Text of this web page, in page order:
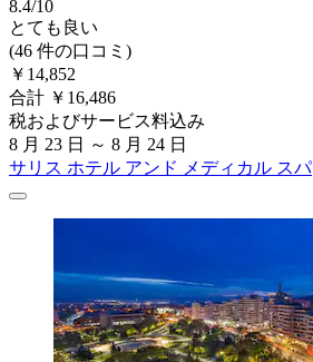
8.4/10
とても良い
(46 件の口コミ)
￥14,852
合計 ￥16,486
税およびサービス料込み
8 月 23 日 ～ 8 月 24 日
サリス ホテル アンド メディカル スパ